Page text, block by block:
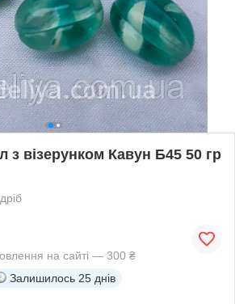
з візерунком Кавун Б45 50 гр
на сайті — 300 ₴
Залишилось 25 днів